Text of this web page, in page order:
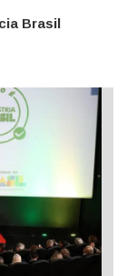
Brasil